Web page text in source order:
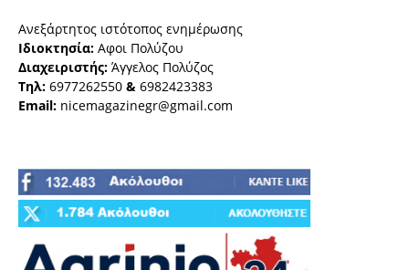
Ανεξάρτητος ιστότοπος ενημέρωσης
Ιδιοκτησία: Αφοι Πολύζου
Διαχειριστής: Άγγελος Πολύζος
Τηλ: 6977262550 & 6982423383
Email: nicemagazinegr@gmail.com